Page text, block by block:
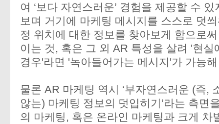
여 ‘보다 자연스러운’ 경험을 제공할 수
보며 거기에 마케팅 메시지를 스스로 덧
정 위치에 대한 정보를 찾아보게 함으로
이는 것, 혹은 그 외 AR 특성을 살려 '현
경우'라면 '녹아들어가는 메시지'가 가능
물론 AR 마케팅 역시 ‘부자연스러운 (즉,
않는) 마케팅 정보의 덧입히기’라는 측면
의 마케팅, 혹은 온라인 마케팅과 크게 차